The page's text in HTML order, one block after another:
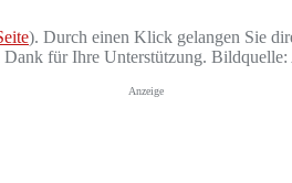
). Durch einen Klick gelangen Sie
für Ihre Unterstützung. Bildquelle:
Anzeige